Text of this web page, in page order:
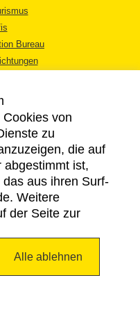
Bureau
von
zu
die auf
abgestimmt ist,
aus ihren Surf-
Weitere
der Seite zur
Alle ablehnen